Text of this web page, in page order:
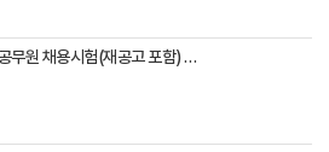
2023년 제2회 완주군 임기제공무원 채용시험(재공고 포함) 합격자 발표 및 임용후보자 등록요령 공고